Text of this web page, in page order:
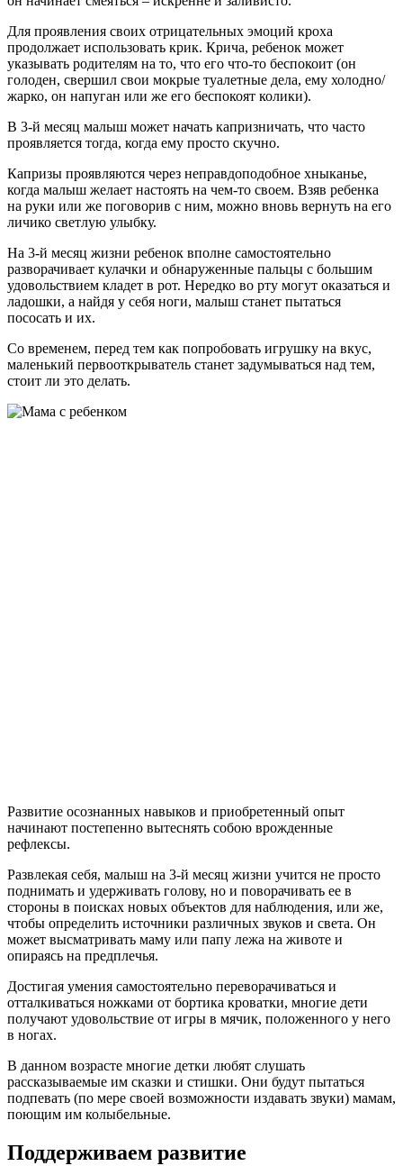
Для проявления своих отрицательных эмоций кроха
продолжает использовать крик. Крича, ребенок может
указывать родителям на то, что его что-то беспокоит (он
голоден, свершил свои мокрые туалетные дела, ему холодно/
жарко, он напуган или же его беспокоят колики).
В 3-й месяц малыш может начать капризничать, что часто
проявляется тогда, когда ему просто скучно.
Капризы проявляются через неправдоподобное хныканье,
когда малыш желает настоять на чем-то своем. Взяв ребенка
на руки или же поговорив с ним, можно вновь вернуть на его
личико светлую улыбку.
На 3-й месяц жизни ребенок вполне самостоятельно
разворачивает кулачки и обнаруженные пальцы с большим
удовольствием кладет в рот. Нередко во рту могут оказаться и
ладошки, а найдя у себя ноги, малыш станет пытаться
пососать и их.
Со временем, перед тем как попробовать игрушку на вкус,
маленький первооткрыватель станет задумываться над тем,
стоит ли это делать.
Развитие осознанных навыков и приобретенный опыт
начинают постепенно вытеснять собою врожденные
рефлексы.
Развлекая себя, малыш на 3-й месяц жизни учится не просто
поднимать и удерживать голову, но и поворачивать ее в
стороны в поисках новых объектов для наблюдения, или же,
чтобы определить источники различных звуков и света. Он
может высматривать маму или папу лежа на животе и
опираясь на предплечья.
Достигая умения самостоятельно переворачиваться и
отталкиваться ножками от бортика кроватки, многие дети
получают удовольствие от игры в мячик, положенного у него
в ногах.
В данном возрасте многие детки любят слушать
рассказываемые им сказки и стишки. Они будут пытаться
подпевать (по мере своей возможности издавать звуки) мамам,
поющим им колыбельные.
Поддерживаем развитие